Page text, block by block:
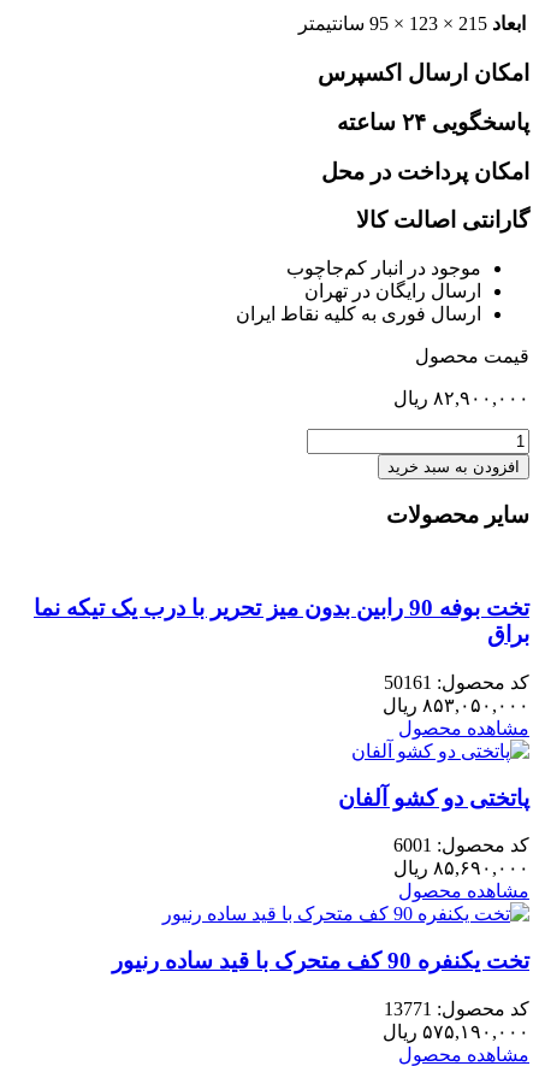
ابعاد 215 × 123 × 95 سانتیمتر
امکان ارسال اکسپرس
پاسخگویی ۲۴ ساعته
امکان پرداخت در محل
گارانتی اصالت کالا
موجود در انبار کم‌‌جاچوب
ارسال رایگان در تهران
ارسال فوری به کلیه نقاط ایران
قیمت محصول
۸۲,۹۰۰,۰۰۰ ریال
تخت
یکنفره
120
کف
متحرک
افزودن به سبد خرید
سایر محصولات
تخت بوفه 90 رابین بدون میز تحریر با درب یک تیکه نما
براق
کد محصول: 50161
۸۵۳,۰۵۰,۰۰۰ ریال
مشاهده محصول
پاتختی دو کشو آلفان
کد محصول: 6001
۸۵,۶۹۰,۰۰۰ ریال
مشاهده محصول
تخت یکنفره 90 کف متحرک با قید ساده رنیور
کد محصول: 13771
۵۷۵,۱۹۰,۰۰۰ ریال
مشاهده محصول